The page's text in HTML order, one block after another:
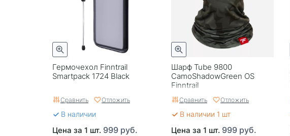
Гермочехол Finntrail
Smartpack 1724 Black
Сравнить Отложить
В наличии
Цена за 1 шт. 999 руб.
Шарф Tube 9800
CamoShadowGreen OS
Finntrail
Сравнить Отложить
В наличии 1 шт
Цена за 1 шт. 999 руб.